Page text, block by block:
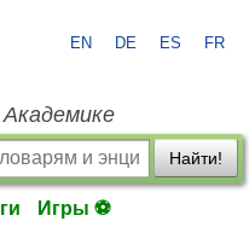
EN DE ES FR
Найти!
Игры ⚽